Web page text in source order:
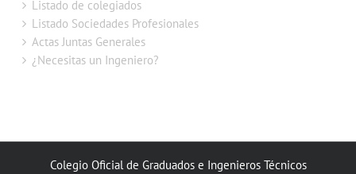
Listado de colegiados
Listado Sociedades Profesionales
Actas Juntas Generales
¿Necesitas un Ingeniero?
Colegio Oficial de Graduados e Ingenieros Técnicos